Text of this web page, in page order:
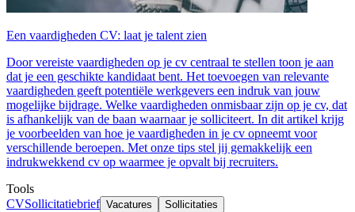
Een vaardigheden CV: laat je talent zien
Door vereiste vaardigheden op je cv centraal te stellen toon je aan
dat je een geschikte kandidaat bent. Het toevoegen van relevante
vaardigheden geeft potentiële werkgevers een indruk van jouw
mogelijke bijdrage. Welke vaardigheden onmisbaar zijn op je cv, dat
is afhankelijk van de baan waarnaar je solliciteert. In dit artikel krijg
je voorbeelden van hoe je vaardigheden in je cv opneemt voor
verschillende beroepen. Met onze tips stel jij gemakkelijk een
indrukwekkend cv op waarmee je opvalt bij recruiters.
Tools
CVSollicitatiebrief Vacatures Sollicitaties